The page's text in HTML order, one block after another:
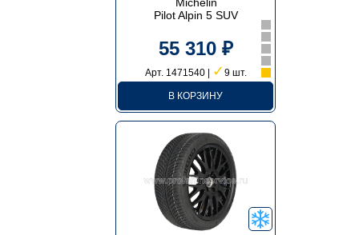
Pilot Alpin 5 SUV
55 310 ₽
Арт. 1471540 | ✓ 9 шт.
В КОРЗИНУ